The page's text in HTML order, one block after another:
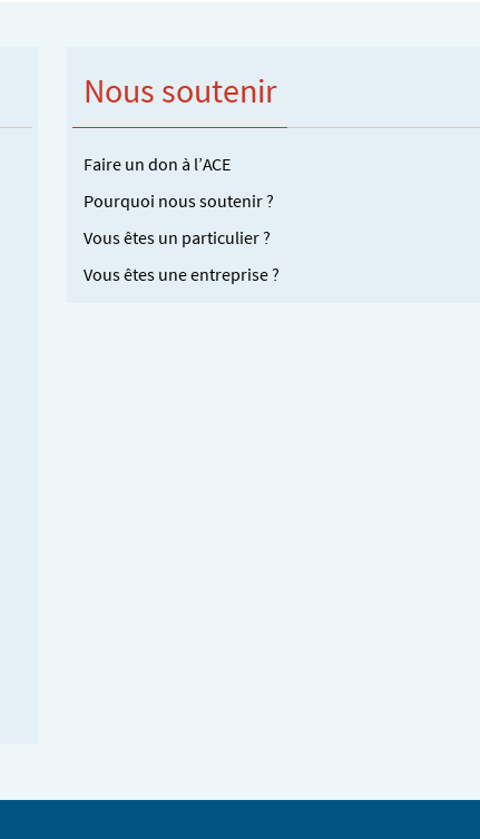
Nous soutenir
Faire un don à l’ACE
Pourquoi nous soutenir ?
Vous êtes un particulier ?
Vous êtes une entreprise ?